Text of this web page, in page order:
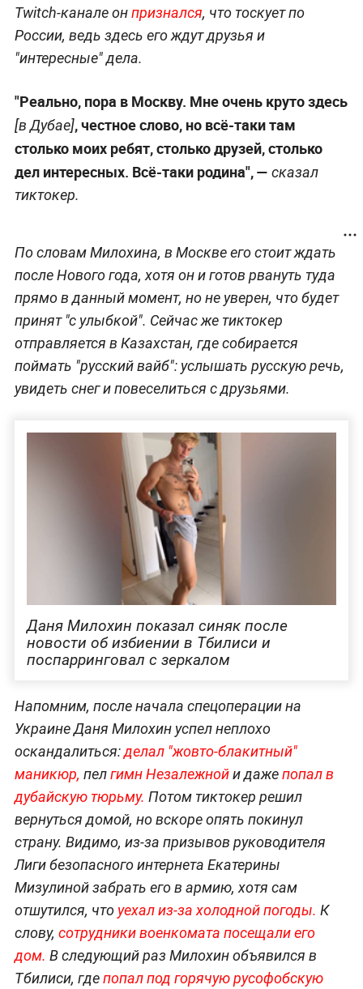
Twitch-канале онпризнался, что тоскует по
России, ведь здесь его ждут друзья и
"интересные" дела.
"Реально, пора в Москву. Мне очень круто здесь
[в Дубае], честное слово, но всё-таки там
столько моих ребят, столько друзей, столько
дел интересных. Всё-таки родина", — сказал
тиктокер.
По словам Милохина, в Москве его стоит ждать
после Нового года, хотя он и готов рвануть туда
прямо в данный момент, но не уверен, что будет
принят "с улыбкой". Сейчас же тиктокер
отправляется в Казахстан, где собирается
поймать "русский вайб": услышать русскую речь,
увидеть снег и повеселиться с друзьями.
Даня Милохин показал синяк после
новости об избиении в Тбилиси и
поспарринговал с зеркалом
Напомним, после начала спецоперации на
Украине Даня Милохин успел неплохо
оскандалиться:делал "жовто-блакитный"
маникюр, пелгимн Незалежнойи дажепопал в
дубайскую тюрьму. Потом тиктокер решил
вернуться домой, но вскоре опять покинул
страну. Видимо, из-за призывов руководителя
Лиги безопасного интернета Екатерины
Мизулиной забрать его в армию, хотя сам
отшутился, что уехал из-за холодной погоды. К
слову, сотрудники военкомата посещали его
дом. В следующий раз Милохин объявился в
Тбилиси, гдепопал под горячую русофобскую